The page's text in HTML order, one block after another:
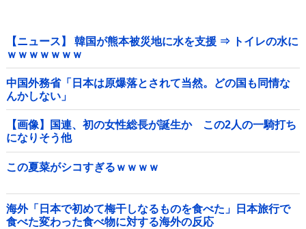
【ニュース】 韓国が熊本被災地に水を支援 ⇒ トイレの水に
ｗｗｗｗｗｗｗ
中国外務省「日本は原爆落とされて当然。どの国も同情な
んかしない」
【画像】国連、初の女性総長が誕生か この2人の一騎打ち
になりそう他
この夏菜がシコすぎるｗｗｗｗ
海外「日本で初めて梅干しなるものを食べた」日本旅行で
食べた変わった食べ物に対する海外の反応